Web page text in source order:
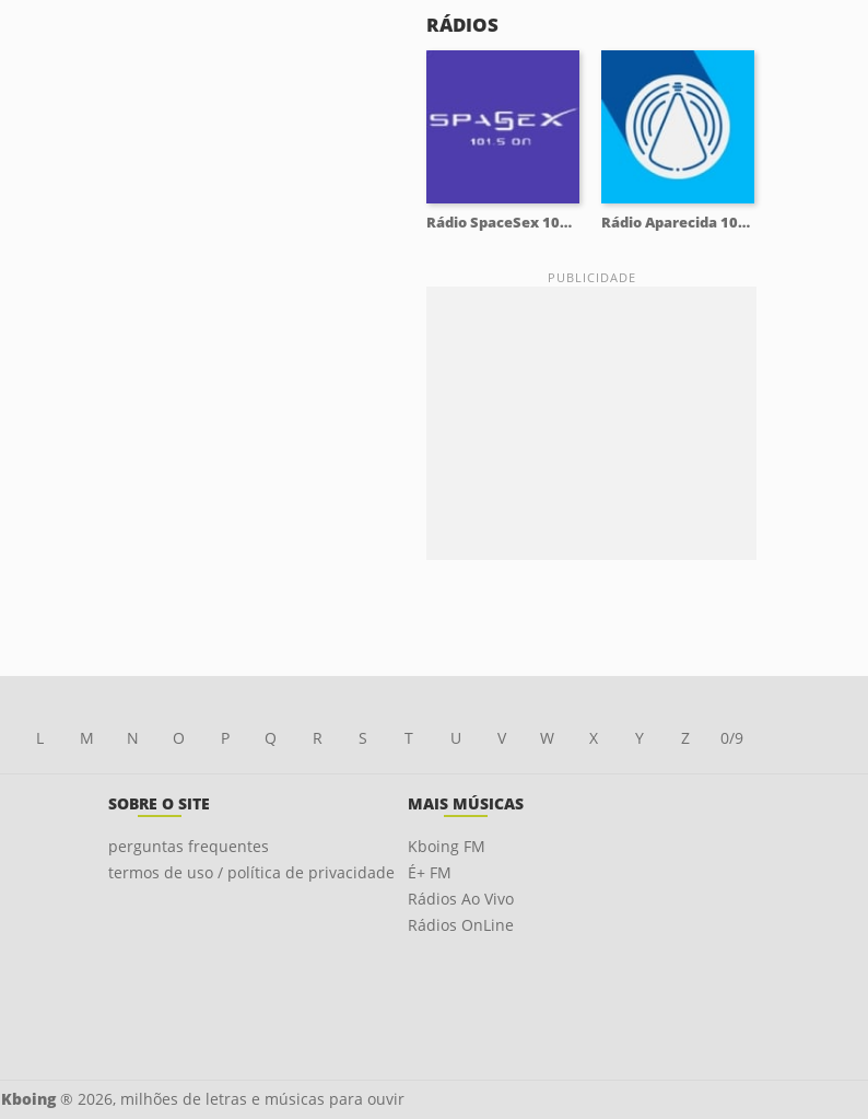
RÁDIOS
Rádio SpaceSex 101.5 FM Rádio Aparecida 104.3 FM
L M N O P Q R S T U V W X Y Z 0/9
SOBRE O SITE
perguntas frequentes
termos de uso / política de privacidade
MAIS MÚSICAS
Kboing FM
É+ FM
Rádios Ao Vivo
Rádios OnLine
Kboing® 2026, milhões de letras e músicas para ouvir